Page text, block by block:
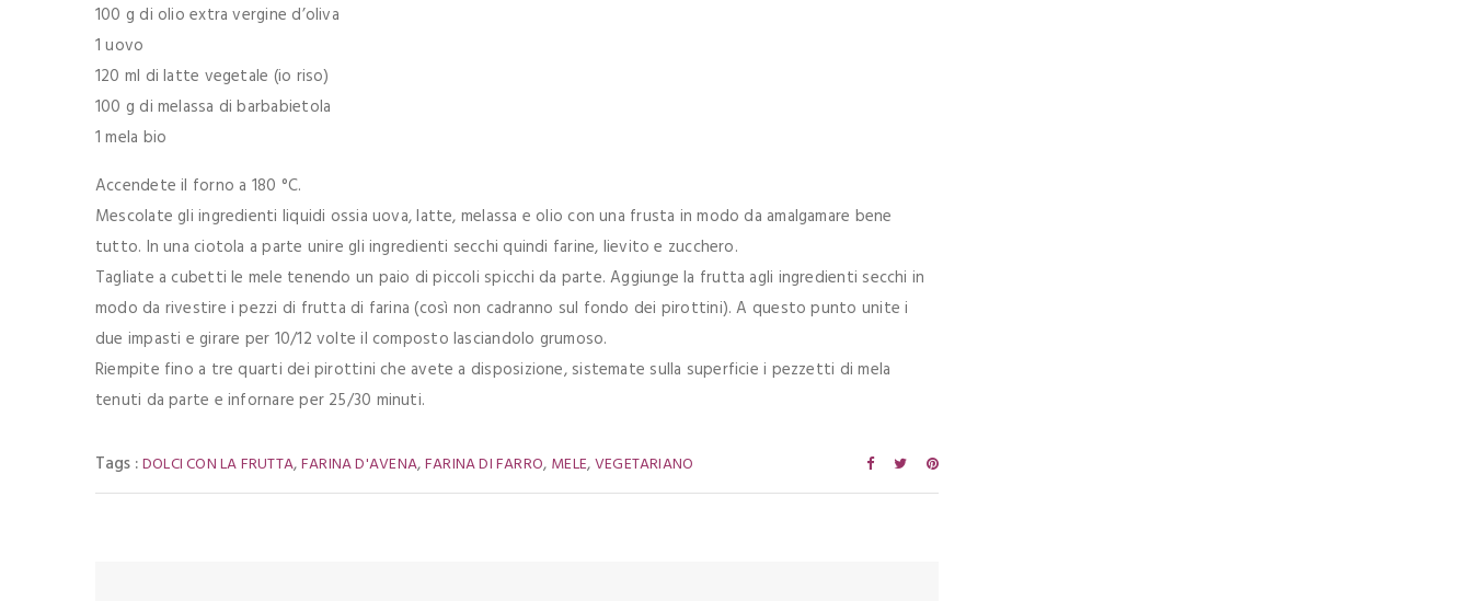
100 g di olio extra vergine d’oliva
1 uovo
120 ml di latte vegetale (io riso)
100 g di melassa di barbabietola
1 mela bio
Accendete il forno a 180 °C.
Mescolate gli ingredienti liquidi ossia uova, latte, melassa e olio con una frusta in modo da amalgamare bene
tutto. In una ciotola a parte unire gli ingredienti secchi quindi farine, lievito e zucchero.
Tagliate a cubetti le mele tenendo un paio di piccoli spicchi da parte. Aggiunge la frutta agli ingredienti secchi in
modo da rivestire i pezzi di frutta di farina (così non cadranno sul fondo dei pirottini). A questo punto unite i
due impasti e girare per 10/12 volte il composto lasciandolo grumoso.
Riempite fino a tre quarti dei pirottini che avete a disposizione, sistemate sulla superficie i pezzetti di mela
tenuti da parte e infornare per 25/30 minuti.
Tags :DOLCI CON LA FRUTTA,FARINA D'AVENA,FARINA DI FARRO, MELE,VEGETARIANO